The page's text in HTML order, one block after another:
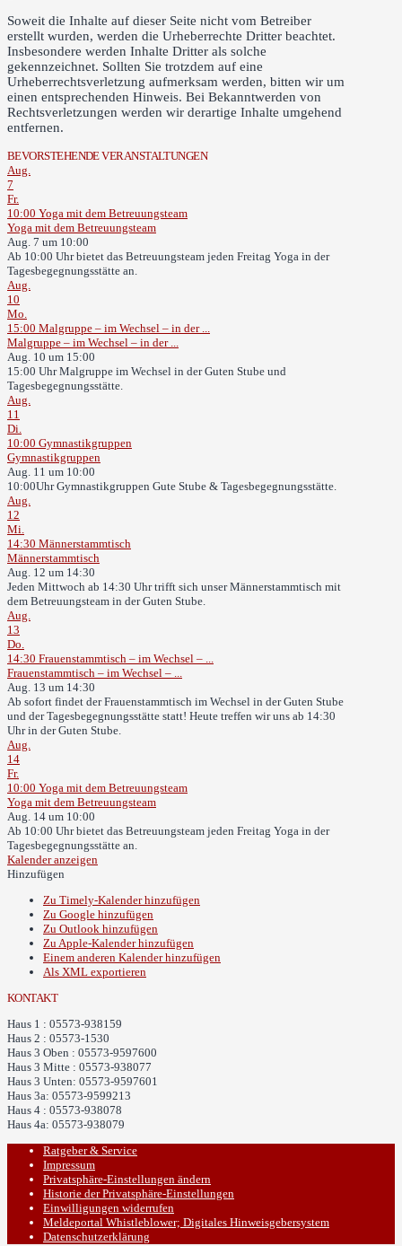
Soweit die Inhalte auf dieser Seite nicht vom Betreiber
erstellt wurden, werden die Urheberrechte Dritter beachtet.
Insbesondere werden Inhalte Dritter als solche
gekennzeichnet. Sollten Sie trotzdem auf eine
Urheberrechtsverletzung aufmerksam werden, bitten wir um
einen entsprechenden Hinweis. Bei Bekanntwerden von
Rechtsverletzungen werden wir derartige Inhalte umgehend
entfernen.
BEVORSTEHENDE VERANSTALTUNGEN
Aug.
7
Fr.
10:00 Yoga mit dem Betreuungsteam
Yoga mit dem Betreuungsteam
Aug. 7 um 10:00
Ab 10:00 Uhr bietet das Betreuungsteam jeden Freitag Yoga in der
Tagesbegegnungsstätte an.
Aug.
10
Mo.
15:00 Malgruppe – im Wechsel – in der ...
Malgruppe – im Wechsel – in der ...
Aug. 10 um 15:00
15:00 Uhr Malgruppe im Wechsel in der Guten Stube und
Tagesbegegnungsstätte.
Aug.
11
Di.
10:00 Gymnastikgruppen
Gymnastikgruppen
Aug. 11 um 10:00
10:00Uhr Gymnastikgruppen Gute Stube & Tagesbegegnungsstätte.
Aug.
12
Mi.
14:30 Männerstammtisch
Männerstammtisch
Aug. 12 um 14:30
Jeden Mittwoch ab 14:30 Uhr trifft sich unser Männerstammtisch mit
dem Betreuungsteam in der Guten Stube.
Aug.
13
Do.
14:30 Frauenstammtisch – im Wechsel – ...
Frauenstammtisch – im Wechsel – ...
Aug. 13 um 14:30
Ab sofort findet der Frauenstammtisch im Wechsel in der Guten Stube
und der Tagesbegegnungsstätte statt! Heute treffen wir uns ab 14:30
Uhr in der Guten Stube.
Aug.
14
Fr.
10:00 Yoga mit dem Betreuungsteam
Yoga mit dem Betreuungsteam
Aug. 14 um 10:00
Ab 10:00 Uhr bietet das Betreuungsteam jeden Freitag Yoga in der
Tagesbegegnungsstätte an.
Kalender anzeigen
Hinzufügen
Zu Timely-Kalender hinzufügen
Zu Google hinzufügen
Zu Outlook hinzufügen
Zu Apple-Kalender hinzufügen
Einem anderen Kalender hinzufügen
Als XML exportieren
KONTAKT
Haus 1 : 05573-938159
Haus 2 : 05573-1530
Haus 3 Oben : 05573-9597600
Haus 3 Mitte : 05573-938077
Haus 3 Unten: 05573-9597601
Haus 3a: 05573-9599213
Haus 4 : 05573-938078
Haus 4a: 05573-938079
Ratgeber & Service
Impressum
Privatsphäre-Einstellungen ändern
Historie der Privatsphäre-Einstellungen
Einwilligungen widerrufen
Meldeportal Whistleblower; Digitales Hinweisgebersystem
Datenschutzerklärung